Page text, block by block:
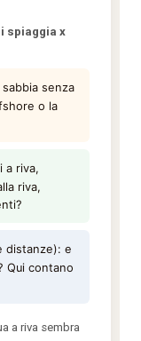
spiaggia x
senza
o la
a riva,
riva,
distanze): e
Qui contano
a riva sembra